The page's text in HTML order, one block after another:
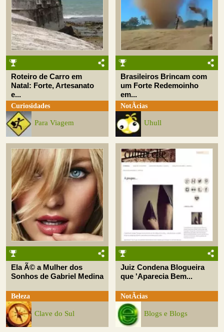
Roteiro de Carro em
Natal: Forte, Artesanato
e...
Curiosidades
Para Viagem
Brasileiros Brincam com
um Forte Redemoinho
em...
NotÃ­cias
Uhull
Ela Ã© a Mulher dos
Sonhos de Gabriel Medina
Beleza
Clave do Sul
Juiz Condena Blogueira
que 'Aparecia Bem...
NotÃ­cias
Blogs e Blogs